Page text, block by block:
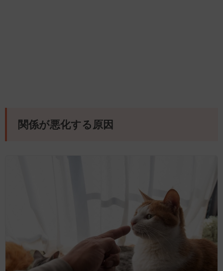
関係が悪化する原因